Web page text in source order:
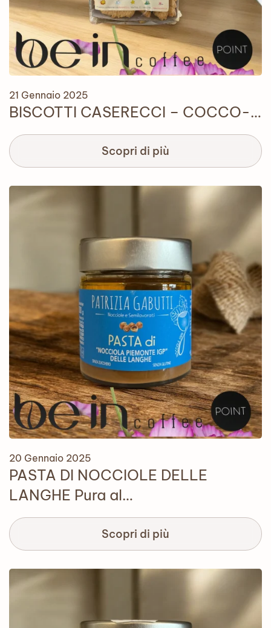
21 Gennaio 2025
BISCOTTI CASERECCI – COCCO-…
Scopri di più
20 Gennaio 2025
PASTA DI NOCCIOLE DELLE
LANGHE Pura al…
Scopri di più